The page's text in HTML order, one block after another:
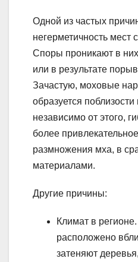
Одной из частых
негерметичность мест
Споры проникают в
или в результате
Зачастую, моховые
образуется
независимо от этого,
более
размножения мха, в
материалами.
Другие причины:
Климат в
расположено
затеняют